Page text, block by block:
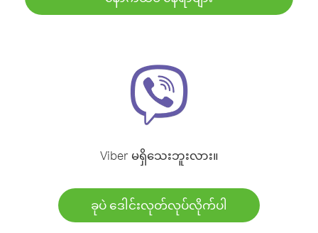
Viber မရှိသေးဘူးလား။
ခုပဲ ဒေါင်းလုတ်လုပ်လိုက်ပါ